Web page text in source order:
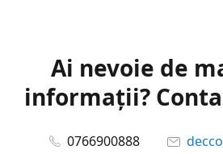
Ai nevoie de
informații?
0766900888